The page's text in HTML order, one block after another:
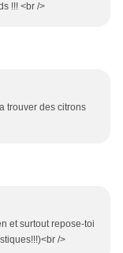
!!! <br />
trouver des citrons
et surtout repose-toi
/>